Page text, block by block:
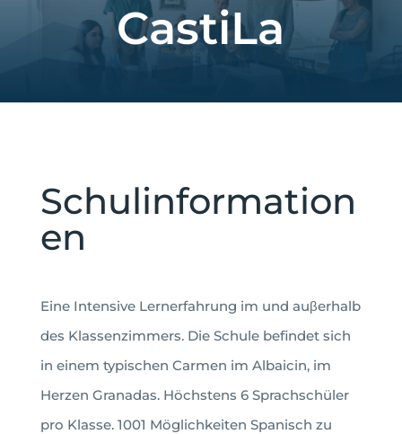
CastiLa
Schulinformation
en
Eine Intensive Lernerfahrung im und auβerhalb
des Klassenzimmers. Die Schule befindet sich
in einem typischen Carmen im Albaicin, im
Herzen Granadas. Höchstens 6 Sprachschüler
pro Klasse. 1001 Möglichkeiten Spanisch zu